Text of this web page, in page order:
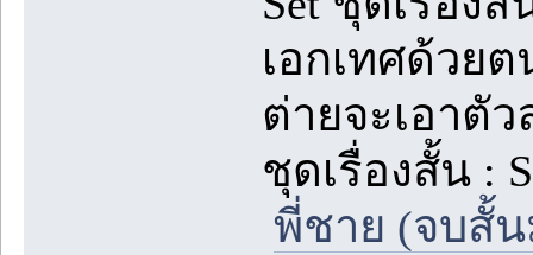
เอกเทศด้วย
ต่ายจะเอาตั
ชุดเรื่องสั้น :
พี่ชาย (จบสั้